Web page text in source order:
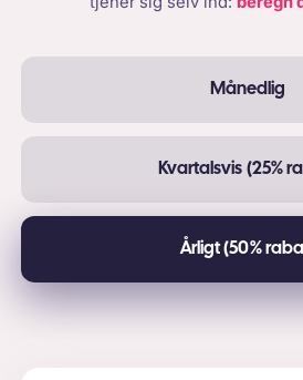
Månedlig
Kvartalsvis (25%
Årligt (50%